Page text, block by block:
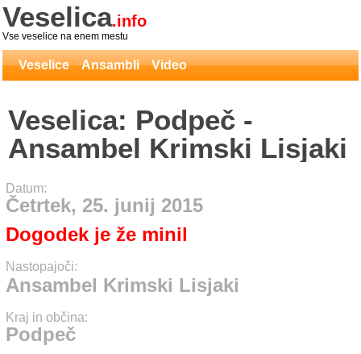
Veselica.info
Vse veselice na enem mestu
Veselice Ansambli Video
Veselica: Podpeč -
Ansambel Krimski Lisjaki
Datum:
Četrtek, 25. junij 2015
Dogodek je že minil
Nastopajoči:
Ansambel Krimski Lisjaki
Kraj in občina:
Podpeč